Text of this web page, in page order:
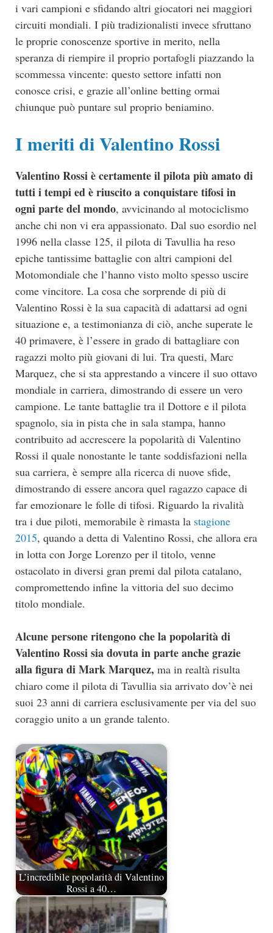
i vari campioni e sfidando altri giocatori nei maggiori
circuiti mondiali. I più tradizionalisti invece sfruttano
le proprie conoscenze sportive in merito, nella
speranza di riempire il proprio portafogli piazzando la
scommessa vincente: questo settore infatti non
conosce crisi, e grazie all’online betting ormai
chiunque può puntare sul proprio beniamino.
I meriti di Valentino Rossi
Valentino Rossi è certamente il pilota più amato di
tutti i tempi ed è riuscito a conquistare tifosi in
ogni parte del mondo, avvicinando al motociclismo
anche chi non vi era appassionato. Dal suo esordio nel
1996 nella classe 125, il pilota di Tavullia ha reso
epiche tantissime battaglie con altri campioni del
Motomondiale che l’hanno visto molto spesso uscire
come vincitore. La cosa che sorprende di più di
Valentino Rossi è la sua capacità di adattarsi ad ogni
situazione e, a testimonianza di ciò, anche superate le
40 primavere, è l’essere in grado di battagliare con
ragazzi molto più giovani di lui. Tra questi, Marc
Marquez, che si sta apprestando a vincere il suo ottavo
mondiale in carriera, dimostrando di essere un vero
campione. Le tante battaglie tra il Dottore e il pilota
spagnolo, sia in pista che in sala stampa, hanno
contribuito ad accrescere la popolarità di Valentino
Rossi il quale nonostante le tante soddisfazioni nella
sua carriera, è sempre alla ricerca di nuove sfide,
dimostrando di essere ancora quel ragazzo capace di
far emozionare le folle di tifosi. Riguardo la rivalità
tra i due piloti, memorabile è rimasta la stagione
2015, quando a detta di Valentino Rossi, che allora era
in lotta con Jorge Lorenzo per il titolo, venne
ostacolato in diversi gran premi dal pilota catalano,
compromettendo infine la vittoria del suo decimo
titolo mondiale.
Alcune persone ritengono che la popolarità di
Valentino Rossi sia dovuta in parte anche grazie
alla figura di Mark Marquez, ma in realtà risulta
chiaro come il pilota di Tavullia sia arrivato dov’è nei
suoi 23 anni di carriera esclusivamente per via del suo
coraggio unito a un grande talento.
L’incredibile popolarità di Valentino
Rossi a 40…